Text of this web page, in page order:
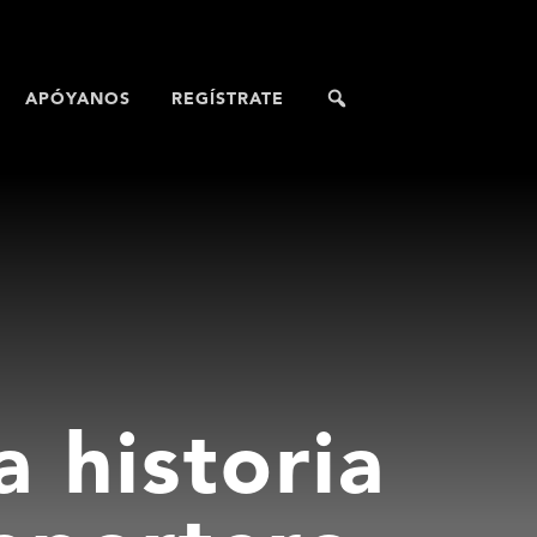
APÓYANOS REGÍSTRATE
historia